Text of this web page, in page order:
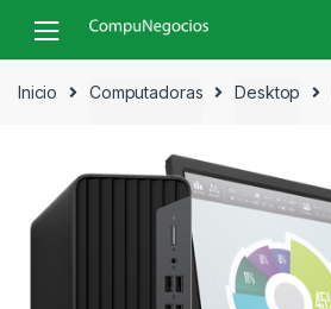
navigation
content
Inicio
Computadoras Desktop